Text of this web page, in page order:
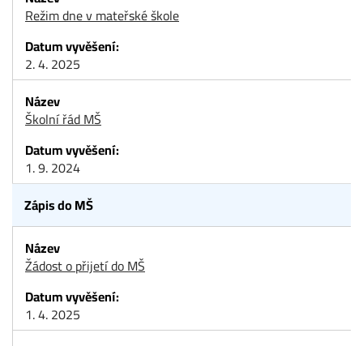
Režim dne v mateřské škole
2. 4. 2025
Školní řád MŠ
1. 9. 2024
Zápis do MŠ
Žádost o přijetí do MŠ
1. 4. 2025